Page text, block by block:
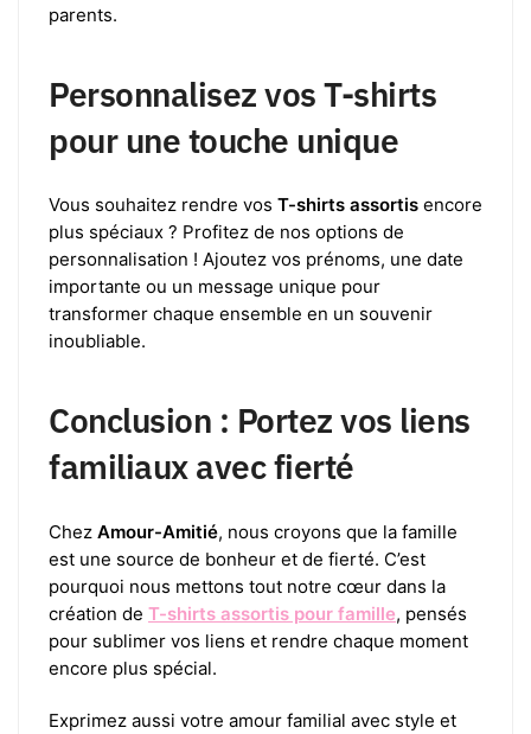
parents.
Personnalisez vos T-shirts
pour une touche unique
Vous souhaitez rendre vos T-shirts assortis encore
plus spéciaux ? Profitez de nos options de
personnalisation ! Ajoutez vos prénoms, une date
importante ou un message unique pour
transformer chaque ensemble en un souvenir
inoubliable.
Conclusion : Portez vos liens
familiaux avec fierté
Chez Amour-Amitié, nous croyons que la famille
est une source de bonheur et de fierté. C’est
pourquoi nous mettons tout notre cœur dans la
création de T-shirts assortis pour famille, pensés
pour sublimer vos liens et rendre chaque moment
encore plus spécial.
Exprimez aussi votre amour familial avec style et